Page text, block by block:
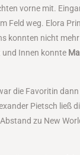
vorne mit.
Feld weg. Elora
konnten nicht
Innen konnte
die Favoritin
Pietsch ließ
zu New